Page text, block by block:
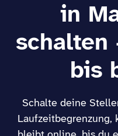
in
schalten
bis
Schalte deine
Laufzeitbegrenzung,